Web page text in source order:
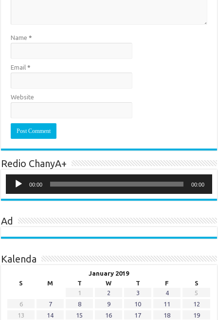
Name*
Email*
Website
Redio ChanyA+
Player
00:00 00:00
Ad
Kalenda
January 2019
S
M T W T F
S
1
2 3 4
5
6
7 8 9 10 11
12
13
14 15 16 17 18
19